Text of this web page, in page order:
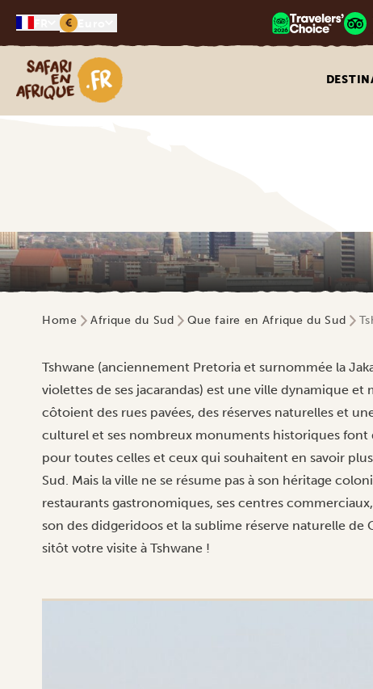
€
Safari en Afrique
Home Afrique du Sud Que faire en Afrique du Sud
Tshwane (anciennement Pretoria et surnommée la
violettes de ses jacarandas) est une ville dynamique
côtoient des rues pavées, des réserves naturelles et
culturel et ses nombreux monuments historiques
pour toutes celles et ceux qui souhaitent en savoir
Sud. Mais la ville ne se résume pas à son héritage
restaurants gastronomiques, ses centres
son des didgeridoos et la sublime réserve naturelle de
sitôt votre visite à Tshwane !